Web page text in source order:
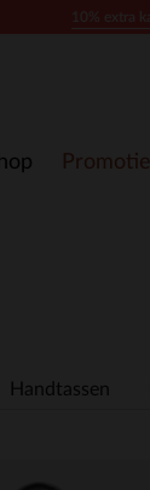
Promotie
Handtassen